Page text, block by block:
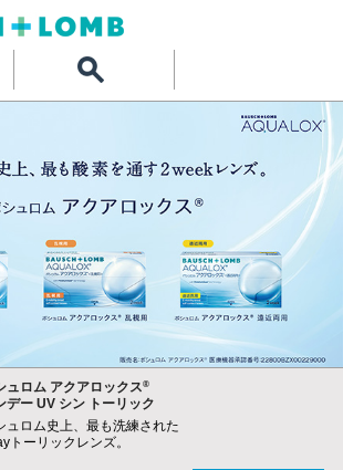
ュロム アクアロックス®
デー UV シン トーリック
ュロム史上、最も洗練された
トーリックレンズ。